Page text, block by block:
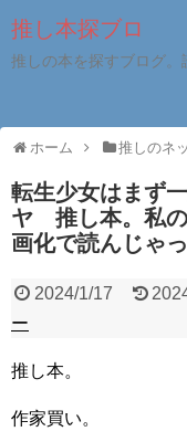
推し本探ブロ
推しの本を探すブログ。
ホーム 推しのネ
転生少女はまず
ヤ 推し本。私の
画化で読んじゃっ
2024/1/17
ー
推し本。
作家買い。